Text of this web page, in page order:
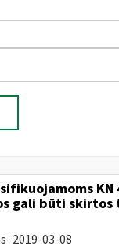
KN
gali būti skirtos
2019-03-08